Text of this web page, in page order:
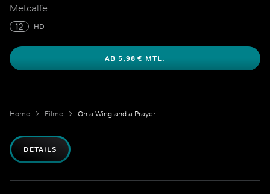
Metcalfe
12 HD
AB 5,98 € MTL.
Home Filme On a Wing and a Prayer
DETAILS